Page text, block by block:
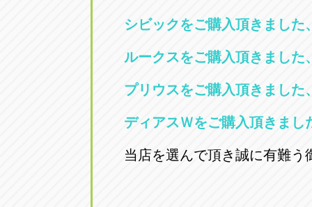
シビックをご購入頂きまし
ルークスをご購入頂きま
プリウスをご購入頂きま
ディアスＷをご購入頂きま
当店を選んで頂き誠に有難う